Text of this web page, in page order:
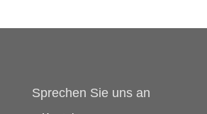
Sprechen Sie uns an